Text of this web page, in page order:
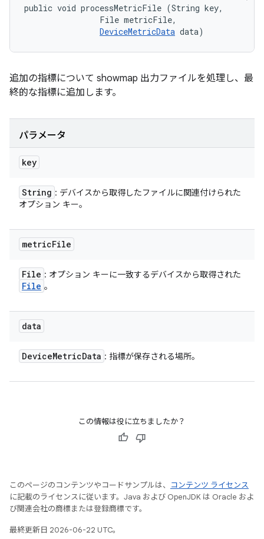
public void processMetricFile (String key,
                File metricFile,
DeviceMetricData data)
追加の指標について showmap 出力ファイルを処理し、最
終的な指標に追加します。
パラメータ
key
String : デバイスから取得したファイルに関連付けられた
オプション キー。
metricFile
File : オプション キーに一致するデバイスから取得された
File 。
data
DeviceMetricData : 指標が保存される場所。
この情報は役に立ちましたか？
このページのコンテンツやコードサンプルは、
コンテンツ ライセンス
に記載のライセンスに従います。Java および OpenJDK は Oracle およ
び関連会社の商標または登録商標です。
最終更新日 2026-06-22 UTC。